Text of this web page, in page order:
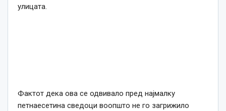
улицата.
Фактот дека ова се одвивало пред најмалку
петнаесетина сведоци воопшто не го загрижило